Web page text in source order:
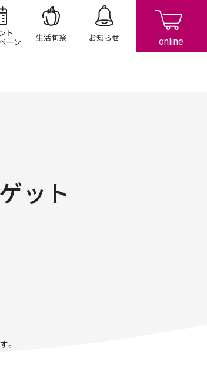
ラシ検索イベント/キャンペーン
生活旬祭 お知らせ
ット
。